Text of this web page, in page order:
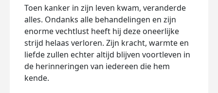
Toen kanker in zijn leven kwam, veranderde
alles. Ondanks alle behandelingen en zijn
enorme vechtlust heeft hij deze oneerlijke
strijd helaas verloren. Zijn kracht, warmte en
liefde zullen echter altijd blijven voortleven in
de herinneringen van iedereen die hem
kende.